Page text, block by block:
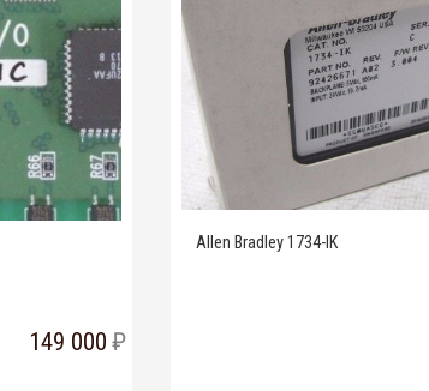
149 000
Allen Bradley 1734-IK